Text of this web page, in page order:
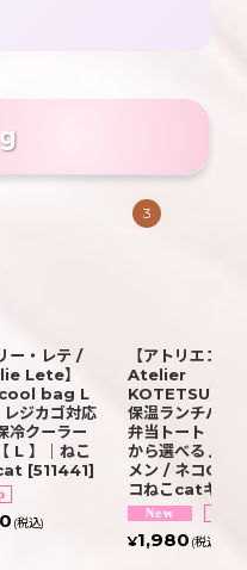
ー・レテ /
Lete】
bag L
ジカゴ対応
冷クーラー
L 】｜ねこ
[511441]
(税込)
3
【アトリエコテ
Atelier
KOTETSU】保
保温ランチバッ
弁当トート｜２
から選べる♪ ブ
メン / ネコGR
コねこcatキャ
¥1,980 (税込)